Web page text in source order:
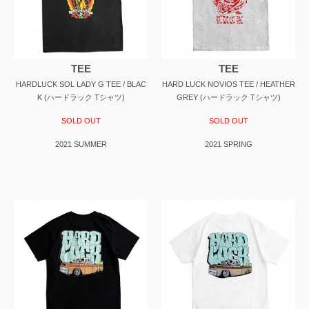
TEE
HARDLUCK SOL LADY G TEE / BLAC
K (ハードラック Tシャツ)
SOLD OUT
2021 SUMMER
TEE
HARD LUCK NOVIOS TEE / HEATHER
GREY (ハードラック Tシャツ)
SOLD OUT
2021 SPRING